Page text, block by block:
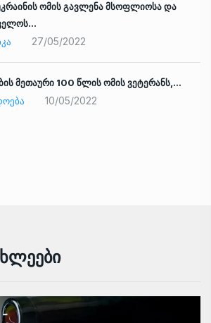
ომის გავლენა მსოფლიოსა და
27/05/2022
მეთაური 100 წლის ომის ვეტერანს,…
10/05/2022